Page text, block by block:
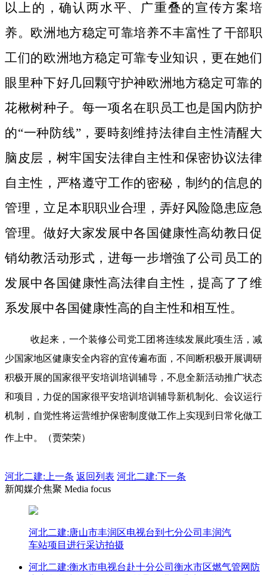
以上的，确认两水平、广重叠的宣传方案培
养。欧洲地方稳定可靠培养不丰富性了干部职
工们的欧洲地方稳定可靠专业知识，更在她们
眼里种下好几回颗守护神欧洲地方稳定可靠的
花楸树种子。 每一项名在职员工也是国内防护
的“一种防线”，要時刻维持法律自主性清醒大
脑皮层，树牢国安法律自主性和保密协议法律
自主性，严格遵守工作的密秘，制约的信息的
管理，立足本职职业合理，弄好风险隐患应急
管理。做好大家发展中各国健康性高幼教日促
销幼教活动形式，进每一步增強了公司员工的
发展中各国健康性高法律自主性，提高了了维
系发展中各国健康性高的自主性和相互性。
收起来，一个装修公司党工团将连续发展此项生活，减
少国家地区健康安全内容的宜传遍布面，不间断积极开展调研
积极开展的国家很平安培训培训辅导，不息全新活动推广状态
和项目，力促的国家很平安培训培训辅导新机制化、会议运行
机制，自觉性将运营维护保密制度做工作上实现到日常化做工
作上中。（贾荣荣）
河北二建: 上一条 返回列表 河北二建:下一条
新闻媒介焦聚 Media focus
河北二建:唐山市丰润区电视台到七分公司丰润汽
车站项目进行采访拍摄
河北二建:衡水市电视台赴十分公司衡水市区燃气管网防